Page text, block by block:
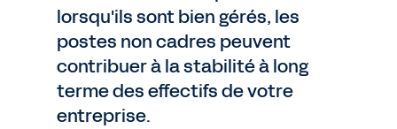
lorsqu'ils sont bien gérés, les
postes non cadres peuvent
contribuer à la stabilité à long
terme des effectifs de votre
entreprise.